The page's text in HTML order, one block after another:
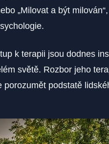
„Milovat a být
k terapii jsou dodnes
světě. Rozbor jeho
porozumět podstatě